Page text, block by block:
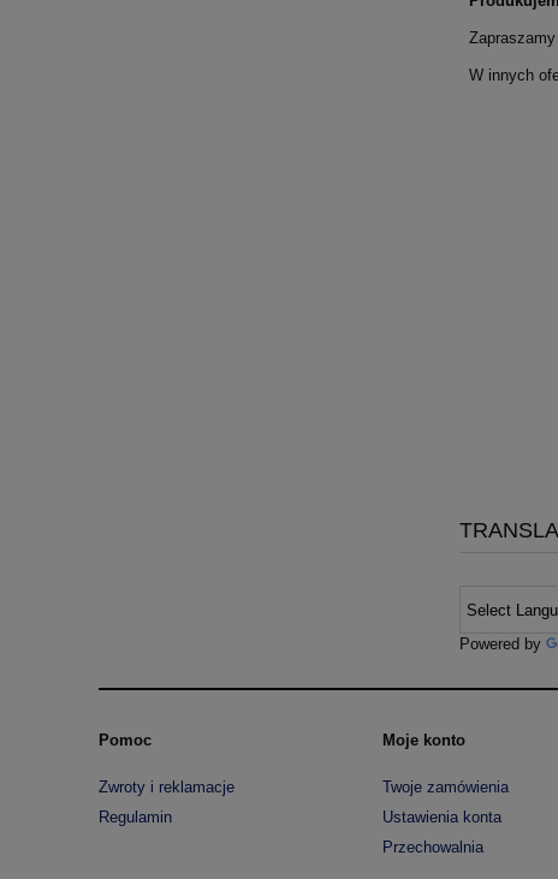
W innych
Powered by
Pomoc
Zwroty i reklamacje
Regulamin
Moje konto
Twoje zamówienia
Ustawienia konta
Przechowalnia